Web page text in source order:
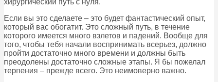
Если вы это сделаете – это будет фантастический опыт,
который вас обогатит. Это сложный путь, в течение
которого имеется много взлетов и падений. Вообще для
того, чтобы тебя начали воспринимать всерьез, должно
пройти достаточно много времени и должны быть
преодолены достаточно сложные этапы. Я бы пожелал
терпения – прежде всего. Это неимоверно важно.